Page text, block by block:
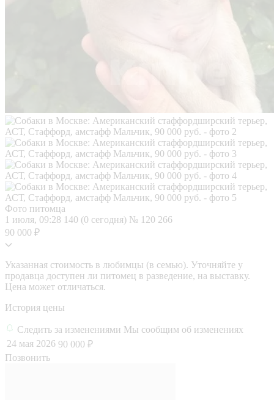
Фото питомца
1 июля, 09:28 140 (0 сегодня) № 120 266
90 000 ₽
Указанная стоимость в любимцы (в семью). Уточняйте у
продавца доступен ли питомец в разведение, на выставку.
Цена может отличаться.
История цены
Следить за изменениями Мы сообщим об изменениях
24 мая 2026 90 000 ₽
Позвонить